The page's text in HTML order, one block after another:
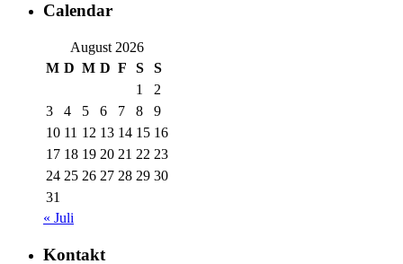
Calendar
August 2026
M D M D F S
S
1
2
3
4 5 6 7 8
9
10 11 12 13 14 15 16
17 18 19 20 21 22 23
24 25 26 27 28 29 30
31
« Juli
Kontakt